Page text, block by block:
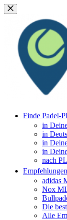
Zum
Inhalt
springen
Finde Padel-
in
in
in
in
nach
Empfehlungen
adidas
Nox
Die
Alle